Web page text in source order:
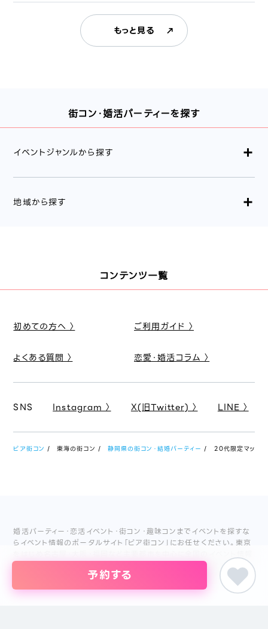
予約する
もっと見る
街コン・婚活パーティーを探す
イベントジャンルから探す
地域から探す
コンテンツ一覧
初めての方へ 〉 ご利用ガイド 〉
よくある質問 〉 恋愛・婚活コラム 〉
SNS Instagram 〉 X(旧Twitter) 〉 LINE 〉
ピア街コン 東海の街コン 静岡県の街コン・結婚パーティー 20代限定マッチ
婚活パーティー・恋活イベント・街コン・趣味コンまでイベントを探すな
らイベント情報のポータルサイト「ピア街コン」にお任せください。東京
を掲載しています。創業18年目になるブライダル企業、株式会社ピアリ
ーが運営しているため、安心してサイトをご活用いただけます。